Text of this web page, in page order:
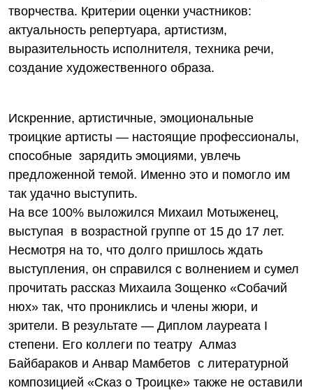
творчества. Критерии оценки участников:
актуальность репертуара, артистизм,
выразительность исполнителя, техника речи,
создание художественного образа.
Искренние, артистичные, эмоциональные
троицкие артисты — настоящие профессионалы,
способные зарядить эмоциями, увлечь
предложенной темой. Именно это и помогло им
так удачно выступить.
На все 100% выложился Михаил Мотыженец,
выступая в возрастной группе от 15 до 17 лет.
Несмотря на то, что долго пришлось ждать
выступления, он справился с волнением и сумел
прочитать рассказ Михаила Зощенко «Собачий
нюх» так, что прониклись и члены жюри, и
зрители. В результате — Диплом лауреата I
степени. Его коллеги по театру Алмаз
Байбараков и Анвар Мамбетов с литературной
композицией «Сказ о Троицке» также не оставили